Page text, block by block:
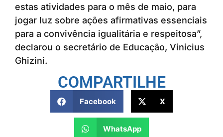
estas atividades para o mês de maio, para
jogar luz sobre ações afirmativas essenciais
para a convivência igualitária e respeitosa”,
declarou o secretário de Educação, Vinicius
Ghizini.
COMPARTILHE
Facebook X
WhatsApp